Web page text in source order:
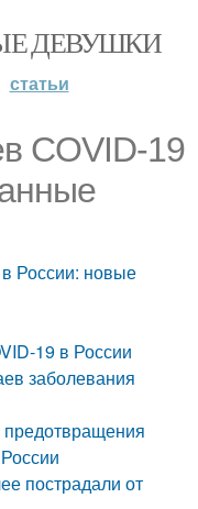
ДЕВУШКИ
статьи
COVID-19
России: новые
19 в России
заболевания
пострадали от